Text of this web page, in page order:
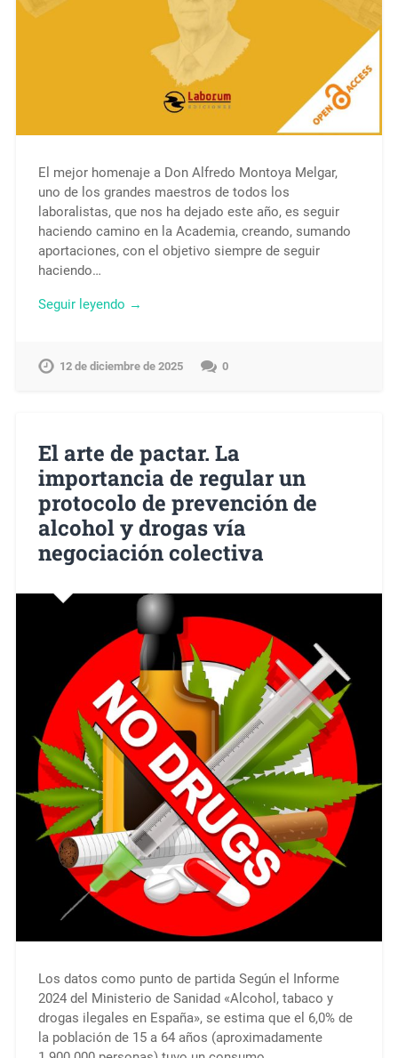
El mejor homenaje a Don Alfredo Montoya Melgar,
uno de los grandes maestros de todos los
laboralistas, que nos ha dejado este año, es seguir
haciendo camino en la Academia, creando, sumando
aportaciones, con el objetivo siempre de seguir
haciendo…
Seguir leyendo →
12 de diciembre de 2025 0
El arte de pactar. La
importancia de regular un
protocolo de prevención de
alcohol y drogas vía
negociación colectiva
Los datos como punto de partida Según el Informe
2024 del Ministerio de Sanidad «Alcohol, tabaco y
drogas ilegales en España», se estima que el 6,0% de
la población de 15 a 64 años (aproximadamente